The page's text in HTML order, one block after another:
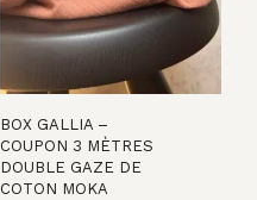
BOX GALLIA –
COUPON 3 MÈTRES
DOUBLE GAZE DE
COTON MOKA